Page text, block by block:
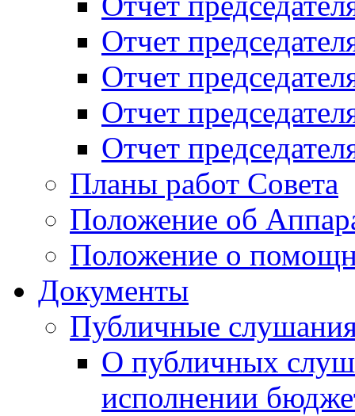
Отчет
Отчет
Отчет
Отчет
Планы работ Совета
Положение об
Положение о
Документы
Публичные
О публичных
исполнении